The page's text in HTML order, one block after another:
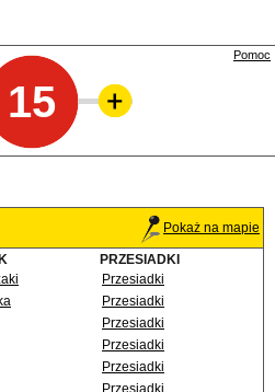
15
Pomoc
Pokaż na mapie
PRZESIADKI
Przesiadki
Przesiadki
Przesiadki
Przesiadki
Przesiadki
Przesiadki